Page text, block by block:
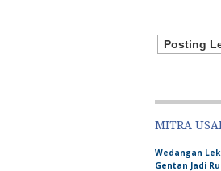
Posting
MITRA
Wedangan
Gentan Jadi